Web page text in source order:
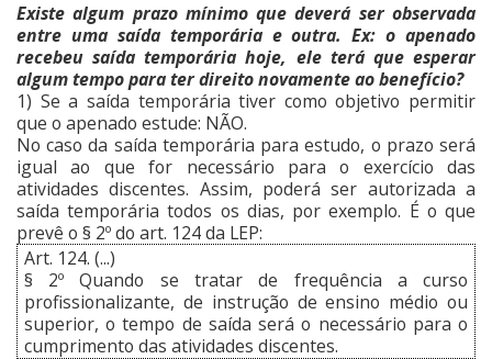
Existe algum prazo mínimo que deverá ser observada
entre uma saída temporária e outra. Ex: o apenado
recebeu saída temporária hoje, ele terá que esperar
algum tempo para ter direito novamente ao benefício?
1) Se a saída temporária tiver como objetivo permitir
que o apenado estude: NÃO.
No caso da saída temporária para estudo, o prazo será
igual ao que for necessário para o exercício das
atividades discentes. Assim, poderá ser autorizada a
saída temporária todos os dias, por exemplo. É o que
prevê o § 2º do art. 124 da LEP:
Art. 124. (...)
§ 2º Quando se tratar de frequência a curso
profissionalizante, de instrução de ensino médio ou
superior, o tempo de saída será o necessário para o
cumprimento das atividades discentes.